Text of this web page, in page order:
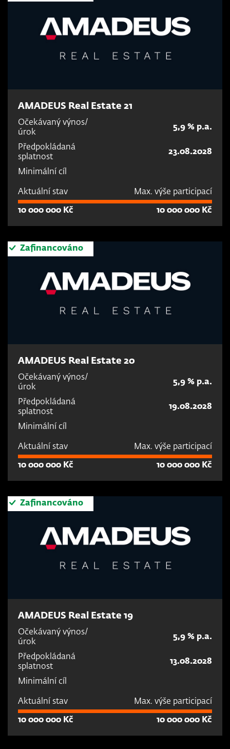
AMADEUS Real Estate 21
Očekávaný výnos/
úrok
5,9 % p.a.
Předpokládaná
splatnost
23.08.2028
Minimální cíl
Aktuální stav Max. výše participací
10 000 000 Kč 10 000 000 Kč
Zafinancováno
AMADEUS Real Estate 20
Očekávaný výnos/
úrok
5,9 % p.a.
Předpokládaná
splatnost
19.08.2028
Minimální cíl
Aktuální stav Max. výše participací
10 000 000 Kč 10 000 000 Kč
Zafinancováno
AMADEUS Real Estate 19
Očekávaný výnos/
úrok
5,9 % p.a.
Předpokládaná
splatnost
13.08.2028
Minimální cíl
Aktuální stav Max. výše participací
10 000 000 Kč 10 000 000 Kč